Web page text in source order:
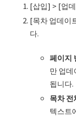
[삽입] > [업
[목차 업데이
다.
페이지
만 업
됩니다.
목차
텍스트